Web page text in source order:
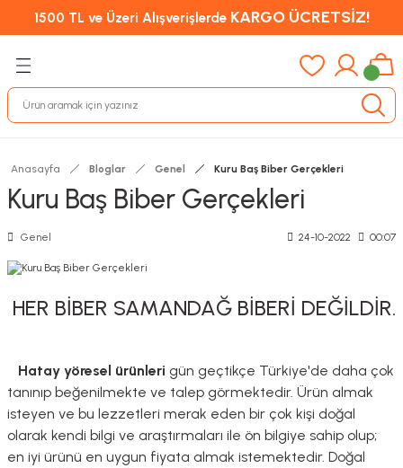
1500 TL ve Üzeri Alışverişlerde KARGO ÜCRETSİZ!
Anasayfa Bloglar Genel Kuru Baş Biber Gerçekleri
Kuru Baş Biber Gerçekleri
Genel 24-10-2022 00:07
HER BİBER SAMANDAĞ BİBERİ DEĞİLDİR.
Hatay yöresel ürünleri gün geçtikçe Türkiye'de daha çok
tanınıp beğenilmekte ve talep görmektedir. Ürün almak
isteyen ve bu lezzetleri merak eden bir çok kişi doğal
olarak kendi bilgi ve araştırmaları ile ön bilgiye sahip olup;
en iyi ürünü en uygun fiyata almak istemektedir. Doğal